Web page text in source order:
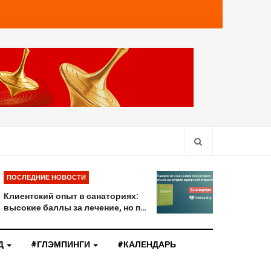
ПОСЛЕДНИЕ НОВОСТИ
Клиентский опыт в санаториях:
высокие баллы за лечение, но п…
#ГЛЭМПИНГИ #КАЛЕНДАРЬ